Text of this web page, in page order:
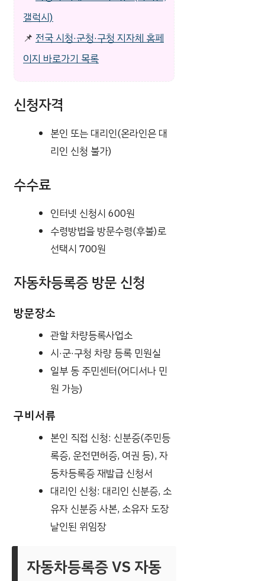
갤럭시)
📌 전국 시청·군청·구청 지자체 홈페
이지 바로가기 목록
신청자격
본인 또는 대리인(온라인은 대
리인 신청 불가)
수수료
인터넷 신청시 600원
수령방법을 방문수령(후불)로
선택시 700원
자동차등록증 방문 신청
방문장소
관할 차량등록사업소
시·군·구청 차량 등록 민원실
일부 동 주민센터(어디서나 민
원 가능)
구비서류
본인 직접 신청: 신분증(주민등
록증, 운전면허증, 여권 등), 자
동차등록증 재발급 신청서
대리인 신청: 대리인 신분증, 소
유자 신분증 사본, 소유자 도장
날인된 위임장
자동차등록증 VS 자동